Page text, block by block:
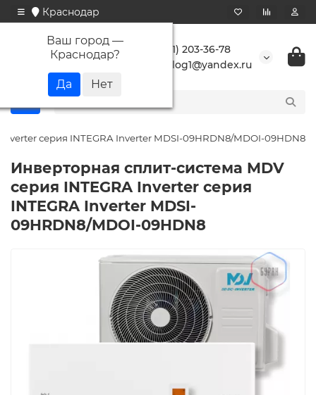
Краснодар
Ваш город —
Краснодар?
+7 (861) 203-36-78
buranlog1@yandex.ru
серия INTEGRA Inverter MDSI-09HRDN8/MDOI-09HDN8
Инверторная сплит-система MDV
серия INTEGRA Inverter серия
INTEGRA Inverter MDSI-
09HRDN8/MDOI-09HDN8